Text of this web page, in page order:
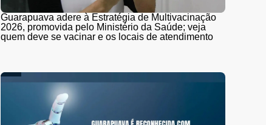
Guarapuava adere à Estratégia de Multivacinação
2026, promovida pelo Ministério da Saúde; veja
quem deve se vacinar e os locais de atendimento